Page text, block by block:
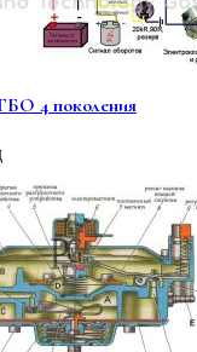
4 поколения